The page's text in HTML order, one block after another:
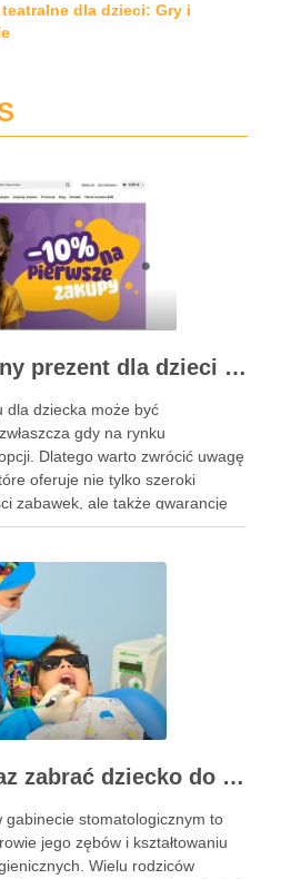
dla dzieci: Gry i
Pomysły na idealny prezent dla dzieci z BSKToys
dla dziecka może być
gdy na rynku
Dlatego warto zwrócić uwagę
oferuje nie tylko szeroki
zabawek, ale także gwarancję
Każdy rodzic pragnie, aby jego
Kiedy pierwszy raz zabrać dziecko do dentysty? Wskazówki dla rodziców
gabinecie stomatologicznym to
jego zębów i kształtowaniu
Wielu rodziców